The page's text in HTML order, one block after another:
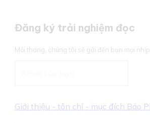
Đăng ký trải nghiệm đọc
Mỗi tháng, chúng tôi sẽ gửi đến bạn mọi
Giới thiệu - tôn chỉ - mục đích Báo